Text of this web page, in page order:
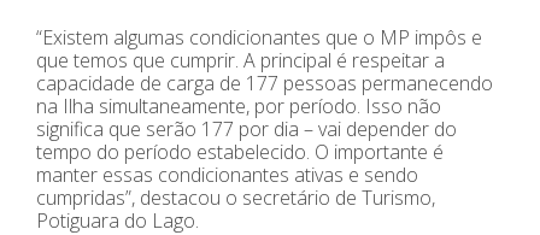
“Existem algumas condicionantes que o MP impôs e
que temos que cumprir. A principal é respeitar a
capacidade de carga de 177 pessoas permanecendo
na Ilha simultaneamente, por período. Isso não
significa que serão 177 por dia – vai depender do
tempo do período estabelecido. O importante é
manter essas condicionantes ativas e sendo
cumpridas”, destacou o secretário de Turismo,
Potiguara do Lago.